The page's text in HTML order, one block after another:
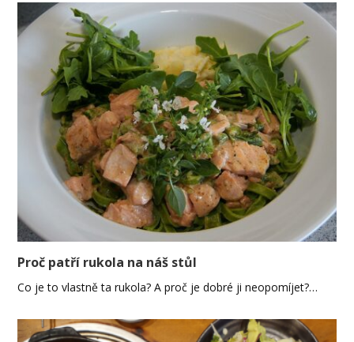
Proč patří rukola na náš stůl
Co je to vlastně ta rukola? A proč je dobré ji neopomíjet?…